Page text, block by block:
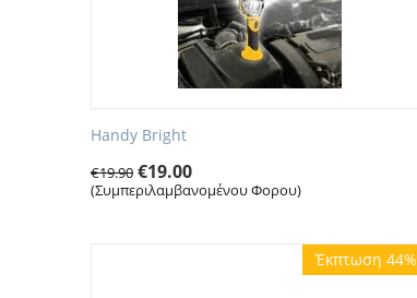
Handy Bright
€19.90 €19.00
(Συμπεριλαμβανομένου Φορου)
Έκπτωση 44%